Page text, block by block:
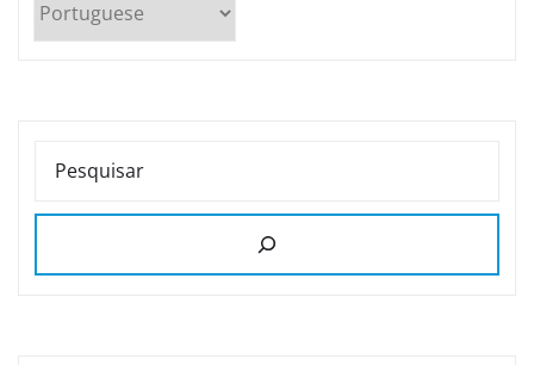
PESQUISAR